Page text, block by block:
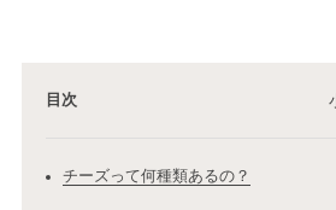
目次
チーズって何種類あるの？